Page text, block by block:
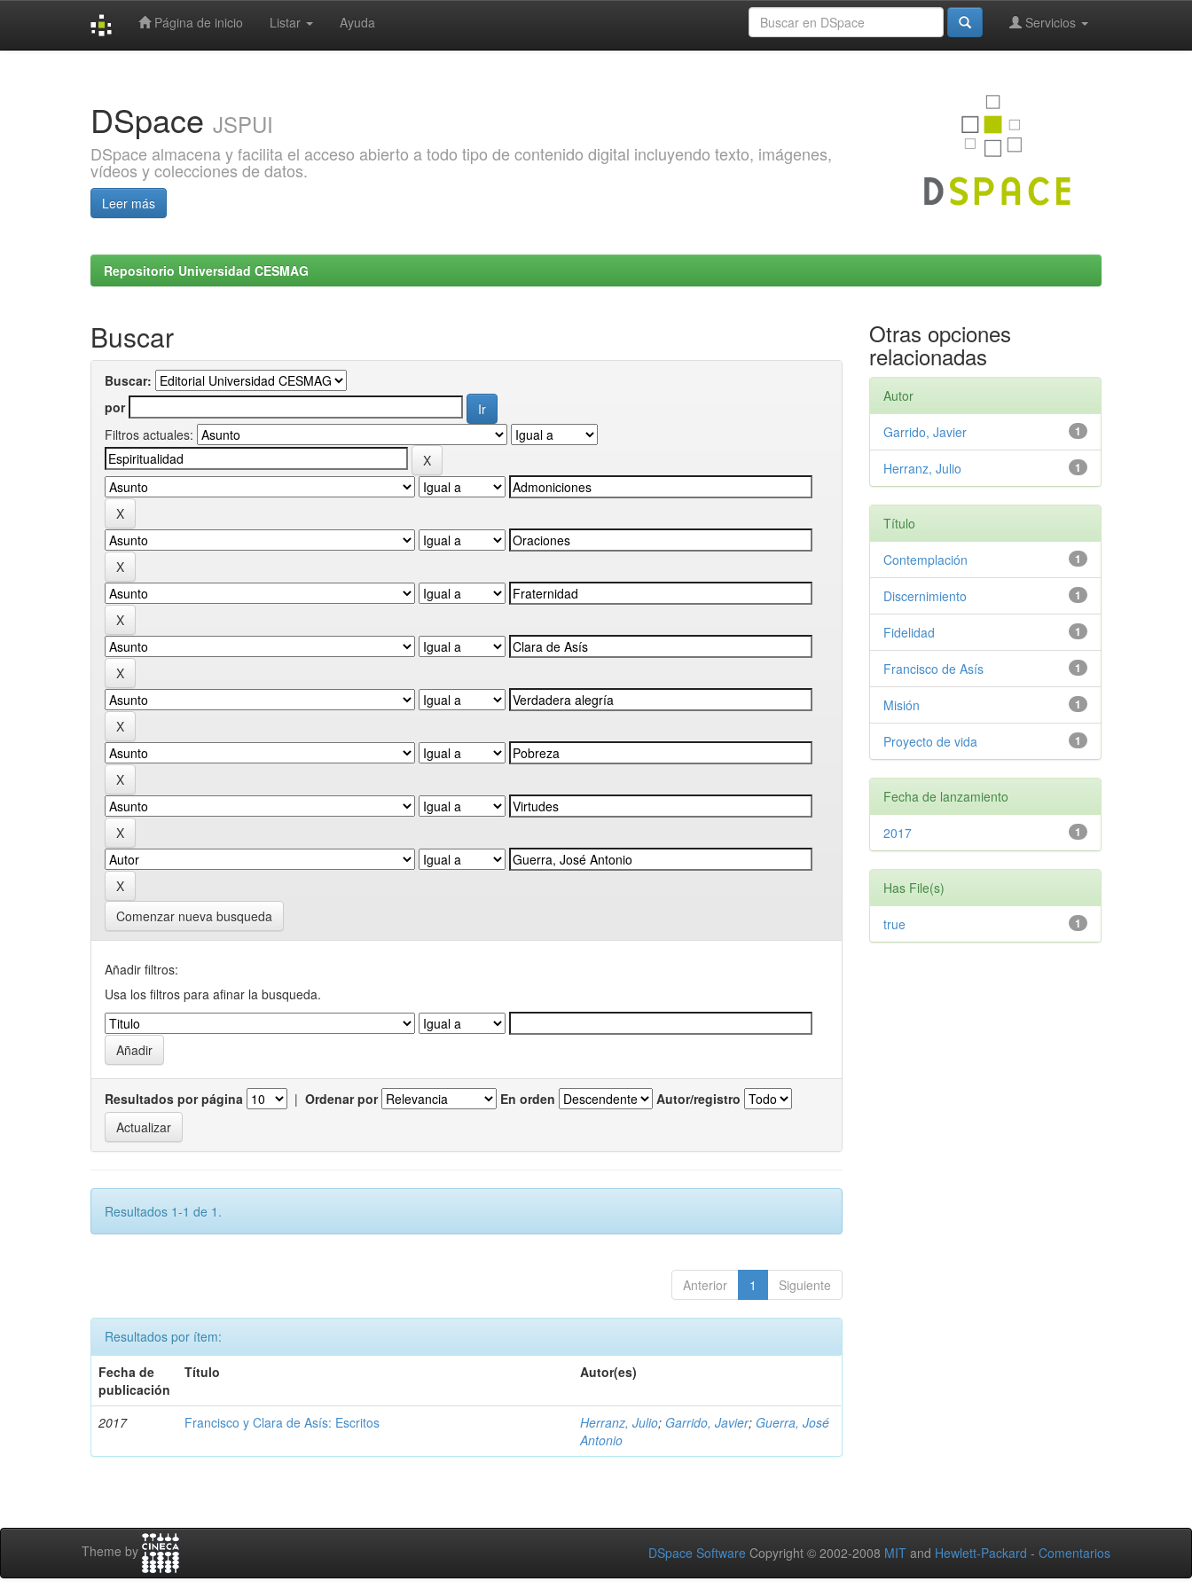
Página de inicio Listar Ayuda Servicios
DSpace JSPUI
DSpace almacena y facilita el acceso abierto a todo tipo de contenido digital incluyendo texto, imágenes,
vídeos y colecciones de datos.
Leer más
Repositorio Universidad CESMAG
Buscar
Buscar:
por
Filtros actuales:
Comenzar nueva busqueda
Añadir filtros:
Usa los filtros para afinar la busqueda.
Resultados por página | Ordenar por En orden Autor/registro
Resultados 1-1 de 1.
Anterior 1 Siguiente
Resultados por ítem:
Fecha de
publicación
Título Autor(es)
2017 Francisco y Clara de Asís: Escritos Herranz, Julio; Garrido, Javier; Guerra, José
Antonio
Otras opciones
relacionadas
Autor
1
Garrido, Javier
1
Herranz, Julio
Título
1
Contemplación
1
Discernimiento
1
Fidelidad
1
Francisco de Asís
1
Misión
1
Proyecto de vida
Fecha de lanzamiento
1
2017
Has File(s)
1
true
Theme by DSpace Software Copyright © 2002-2008 MIT and Hewlett-Packard - Comentarios